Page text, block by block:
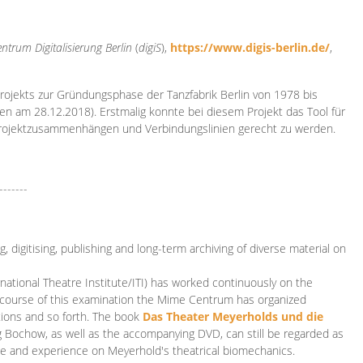
DigitalisierungBerlin (digiS), https://www.digis-berlin.de/,
zur Gründungsphase der Tanzfabrik Berlin von 1978 bis
am 28.12.2018). Erstmalig konnte bei diesem Projekt das Tool für
und Verbindungslinien gerecht zu werden.
publishing and long-term archiving of diverse material on
Theatre Institute/ITI) has worked continuously on the
of this examination the Mime Centrum has organized
and so forth. The book Das Theater Meyerholds und die
as well as the accompanying DVD, can still be regarded as
experience on Meyerhold's theatrical biomechanics.